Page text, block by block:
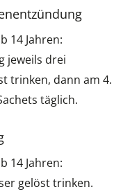
14 Jahren:
jeweils drei
trinken, dann am 4.
täglich.
14 Jahren:
gelöst trinken.